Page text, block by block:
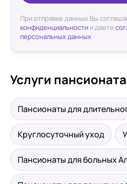
При отправке данных Вы
конфиденциальности и даете
персональных данных
Услуги пансионата
Пансионаты для
Круглосуточный уход
Пансионаты для больных